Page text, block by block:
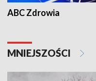
ABC Zdrowia
MNIEJSZOŚCI